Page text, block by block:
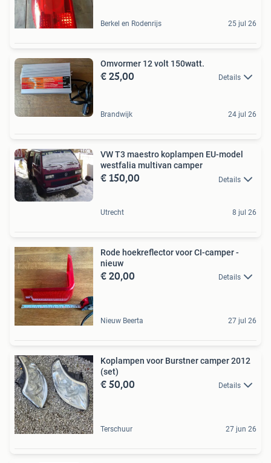
Berkel en Rodenrijs 25 jul 26
Omvormer 12 volt 150watt.
€ 25,00 Details
Brandwijk 24 jul 26
VW T3 maestro koplampen EU-model
westfalia multivan camper
€ 150,00 Details
Utrecht 8 jul 26
Rode hoekreflector voor CI-camper -
nieuw
€ 20,00 Details
Nieuw Beerta 27 jul 26
Koplampen voor Burstner camper 2012
(set)
€ 50,00 Details
Terschuur 27 jun 26